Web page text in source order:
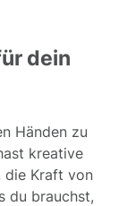
dein
Händen zu
kreative
die Kraft von
du brauchst,